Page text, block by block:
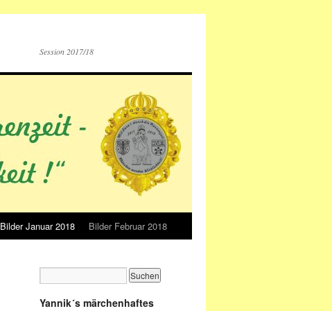
Session 2017/18
Bilder Januar 2018 Bilder Februar 2018
Yannik´s märchenhaftes